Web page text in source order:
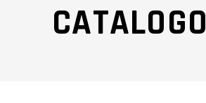
CATALOGO